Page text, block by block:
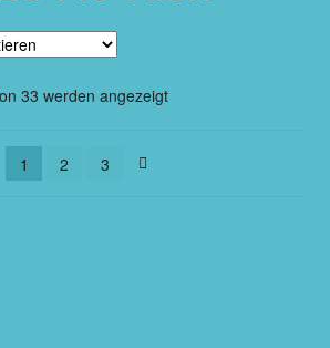
33 werden angezeigt
1 2 3